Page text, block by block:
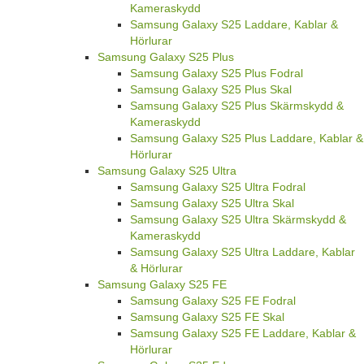
Kameraskydd
Samsung Galaxy S25 Laddare, Kablar &
Hörlurar
Samsung Galaxy S25 Plus
Samsung Galaxy S25 Plus Fodral
Samsung Galaxy S25 Plus Skal
Samsung Galaxy S25 Plus Skärmskydd &
Kameraskydd
Samsung Galaxy S25 Plus Laddare, Kablar &
Hörlurar
Samsung Galaxy S25 Ultra
Samsung Galaxy S25 Ultra Fodral
Samsung Galaxy S25 Ultra Skal
Samsung Galaxy S25 Ultra Skärmskydd &
Kameraskydd
Samsung Galaxy S25 Ultra Laddare, Kablar
& Hörlurar
Samsung Galaxy S25 FE
Samsung Galaxy S25 FE Fodral
Samsung Galaxy S25 FE Skal
Samsung Galaxy S25 FE Laddare, Kablar &
Hörlurar